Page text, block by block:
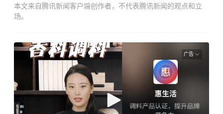
本文来自腾讯新闻客户端创作者，不代表腾讯新闻的观点和立
场。
广告